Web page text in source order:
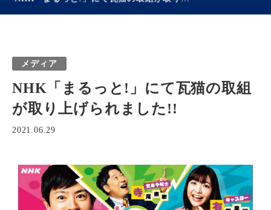
瓦ができるまで
会社概要 沿革 代表あいさつ アクセス
採用情報
瓦猫
開発ストーリー 商品情報 Kawara Collaboration
メディア
NHK「まるっと!」にて瓦猫の取組
が取り上げられました!!
2021.06.29